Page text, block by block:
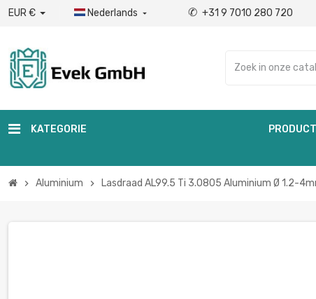
EUR € Nederlands  ✆ +31 9 7010 280 720
KATEGORIE
chevron_right Aluminium chevron_right Lasdraad AL99.5 Ti 3.0805 Aluminium Ø 1.2-